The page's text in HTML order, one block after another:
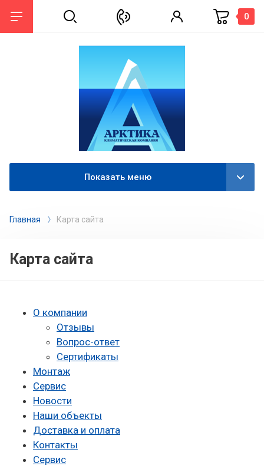
0
Показать меню
Главная Карта сайта
Карта сайта
О компании
Отзывы
Вопрос-ответ
Сертификаты
Монтаж
Сервис
Новости
Наши объекты
Доставка и оплата
Контакты
Сервис